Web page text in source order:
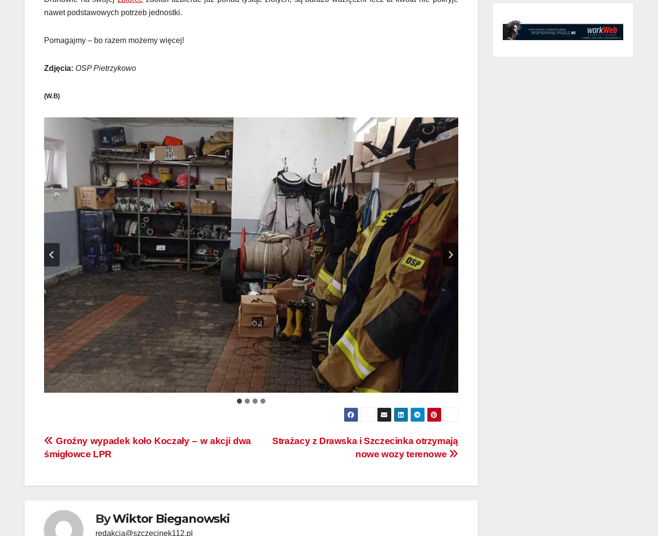
nawet podstawowych potrzeb jednostki.
Pomagajmy – bo razem możemy więcej!
Zdjęcia: OSP Pietrzykowo
(W.B)
Nawigacja
wpisu
Strażacy z Drawska i Szczecinka otrzymają
nowe wozy terenowe
Groźny wypadek koło Koczały – w akcji dwa
śmigłowce LPR
ByWiktor Bieganowski
redakcja@szczecinek112.pl